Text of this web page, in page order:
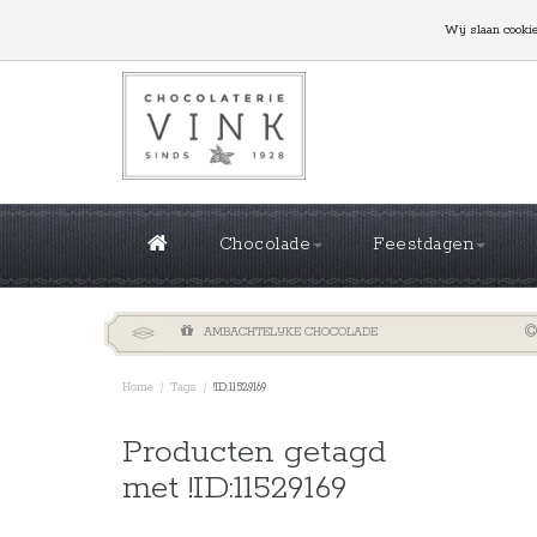
GROTE OPLAGES NODIG? NEEM CONTACT MET
Chocolade Feestdagen
AMBACHTELIJKE CHOCOLADE
Home / Tags / !ID:11529169
Producten getagd
met !ID:11529169
Wij slaan